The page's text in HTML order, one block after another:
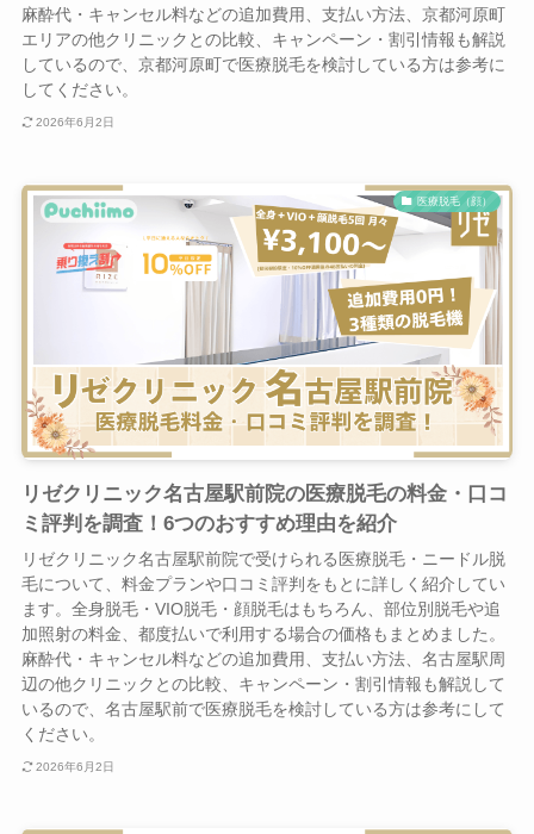
麻酔代・キャンセル料などの追加費用、支払い方法、京都河原町
エリアの他クリニックとの比較、キャンペーン・割引情報も解説
しているので、京都河原町で医療脱毛を検討している方は参考に
してください。
2026年6月2日
医療脱毛（顔）
リゼクリニック名古屋駅前院の医療脱毛の料金・口コ
ミ評判を調査！6つのおすすめ理由を紹介
リゼクリニック名古屋駅前院で受けられる医療脱毛・ニードル脱
毛について、料金プランや口コミ評判をもとに詳しく紹介してい
ます。全身脱毛・VIO脱毛・顔脱毛はもちろん、部位別脱毛や追
加照射の料金、都度払いで利用する場合の価格もまとめました。
麻酔代・キャンセル料などの追加費用、支払い方法、名古屋駅周
辺の他クリニックとの比較、キャンペーン・割引情報も解説して
いるので、名古屋駅前で医療脱毛を検討している方は参考にして
ください。
2026年6月2日